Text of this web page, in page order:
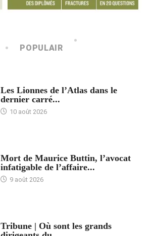
POPULAIR
Les Lionnes de l’Atlas dans le
dernier carré...
10 août 2026
Mort de Maurice Buttin, l’avocat
infatigable de l’affaire...
9 août 2026
Tribune | Où sont les grands